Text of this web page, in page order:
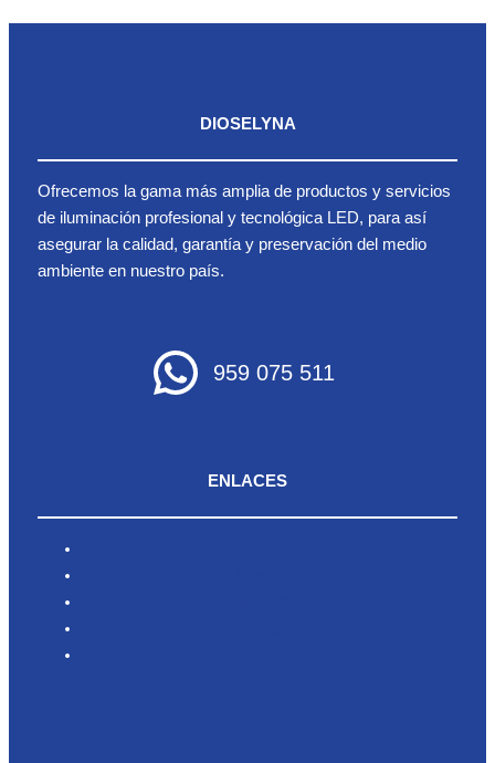
DIOSELYNA
Ofrecemos la gama más amplia de productos y servicios
de iluminación profesional y tecnológica LED, para así
asegurar la calidad, garantía y preservación del medio
ambiente en nuestro país.
959 075 511
ENLACES